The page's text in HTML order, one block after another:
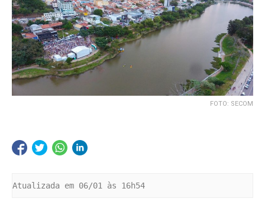
FOTO: SECOM
Atualizada em 06/01 às 16h54